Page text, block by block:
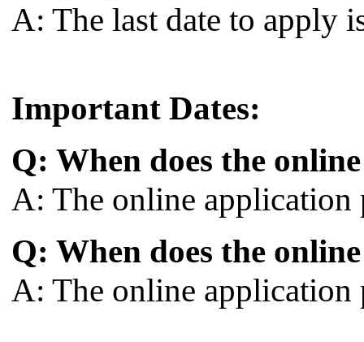
A: The last date to apply
Important Dates:
Q: When does the
A: The online application
Q: When does the
A: The online application